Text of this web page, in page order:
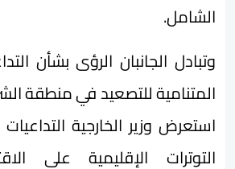
الشامل.
وتبادل الجانبان الرؤى بشأن
المتنامية للتصعيد في منطقة
استعرض وزير الخارجية التداعيات
التوترات الإقليمية على